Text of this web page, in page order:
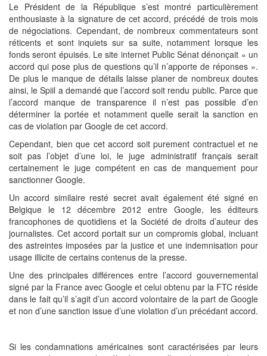
Le Président de la République s’est montré particulièrement
enthousiaste à la signature de cet accord, précédé de trois mois
de négociations. Cependant, de nombreux commentateurs sont
réticents et sont inquiets sur sa suite, notamment lorsque les
fonds seront épuisés. Le site internet Public Sénat dénonçait « un
accord qui pose plus de questions qu’il n’apporte de réponses ».
De plus le manque de détails laisse planer de nombreux doutes
ainsi, le Spiil a demandé que l’accord soit rendu public. Parce que
l’accord manque de transparence il n’est pas possible d’en
déterminer la portée et notamment quelle serait la sanction en
cas de violation par Google de cet accord.
Cependant, bien que cet accord soit purement contractuel et ne
soit pas l’objet d’une loi, le juge administratif français serait
certainement le juge compétent en cas de manquement pour
sanctionner Google.
Un accord similaire resté secret avait également été signé en
Belgique le 12 décembre 2012 entre Google, les éditeurs
francophones de quotidiens et la Société de droits d’auteur des
journalistes. Cet accord portait sur un compromis global, incluant
des astreintes imposées par la justice et une indemnisation pour
usage illicite de certains contenus de la presse.
Une des principales différences entre l’accord gouvernemental
signé par la France avec Google et celui obtenu par la FTC réside
dans le fait qu’il s’agit d’un accord volontaire de la part de Google
et non d’une sanction issue d’une violation d’un précédant accord.
Si les condamnations américaines sont caractérisées par leurs